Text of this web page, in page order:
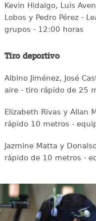
Kevin Hidalgo, Luis
Lobos y Pedro Pérez -
grupos - 12:00 horas
Tiro deportivo
Albino Jiménez, José
aire - tiro rápido de 25
Elizabeth Rivas y Allan
rápido 10 metros -
Jazmine Matta y
rápido de 10 metros -